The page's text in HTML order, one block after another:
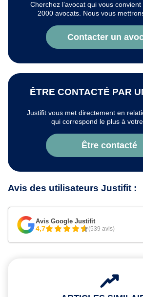
Cherchez l’avocat qui vous
2000 avocats. Nous vous
Contacter un
ÊTRE CONTACTÉ PAR
Justifit vous met directement en
qui correspond le plus à
Être contacté
Avis des utilisateurs Justifit :
Avis Google Justifit
4,7 (539 avis)